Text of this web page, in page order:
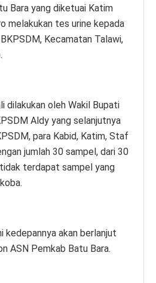
Bara yang diketuai Katim
melakukan tes urine kepada
Kecamatan Talawi,
dilakukan oleh Wakil Bupati
Aldy yang selanjutnya
para Kabid, Katim, Staf
jumlah 30 sampel, dari 30
terdapat sampel yang
kedepannya akan berlanjut
ASN Pemkab Batu Bara.